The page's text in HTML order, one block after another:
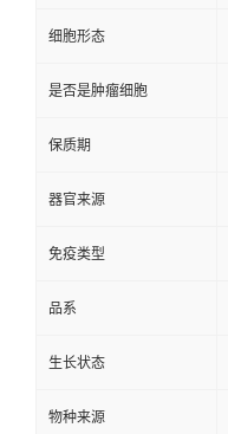
细胞形态
是否是肿瘤细胞
保质期
器官来源
免疫类型
品系
生长状态
物种来源